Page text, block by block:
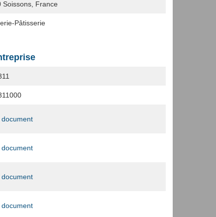
Soissons, France
Pâtisserie
document
document
document
document